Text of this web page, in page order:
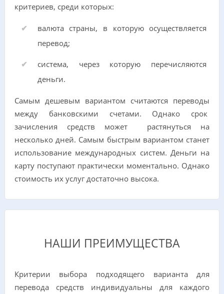
критериев, среди которых:
валюта страны, в которую осуществляется
перевод;
система, через которую перечисляются
деньги.
Самым дешевым вариантом считаются переводы
между банковскими счетами. Однако срок
зачисления средств может растянуться на
несколько дней. Самым быстрым вариантом станет
использование международных систем. Деньги на
карту поступают практически моментально. Однако
стоимость их услуг достаточно высока.
НАШИ ПРЕИМУЩЕСТВА
Критерии выбора подходящего варианта для
перевода средств индивидуальны для каждого